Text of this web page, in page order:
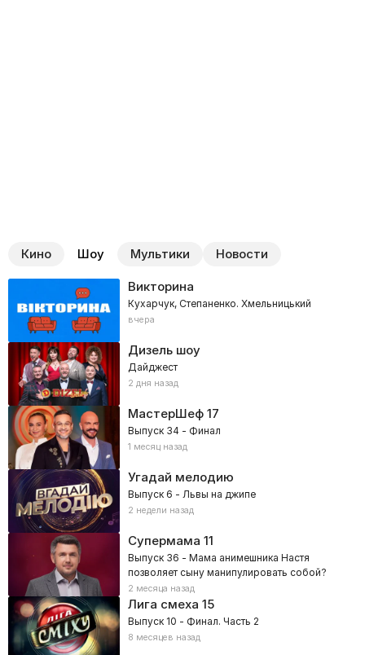
Кино Шоу Мультики Новости
Викторина
Кухарчук, Степаненко. Хмельницький
вчера
Дизель шоу
Дайджест
2 дня назад
МастерШеф17
Выпуск 34 - Финал
1 месяц назад
Угадай мелодию
Выпуск 6 - Львы на джипе
2 недели назад
Супермама 11
Выпуск 36 - Мама анимешника Настя
позволяет сыну манипулировать собой?
2 месяца назад
Лига смеха 15
Выпуск 10 - Финал. Часть 2
8 месяцев назад